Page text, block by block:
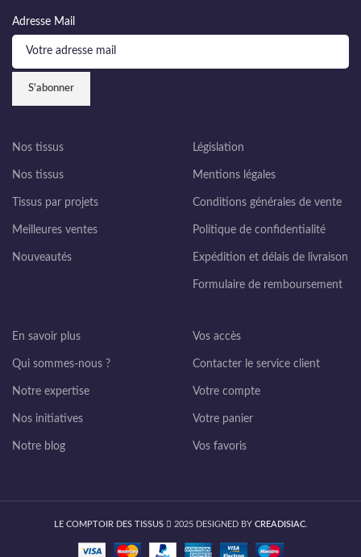
Adresse Mail
Nos tissus
Nos tissus
Tissus par projets
Meilleures ventes
Nouveautés
Législation
Mentions légales
Conditions générales de vente
Politique de confidentialité
Expédition et délais de livraison
Formulaire de remboursement
En savoir plus
Qui sommes-nous ?
Notre expertise
Nos initiatives
Notre blog
Vos accès
Contacter le service client
Votre compte
Votre panier
Vos favoris
LE COMPTOIR DES TISSUS 2025 DESIGNED BY CREADISIAC.